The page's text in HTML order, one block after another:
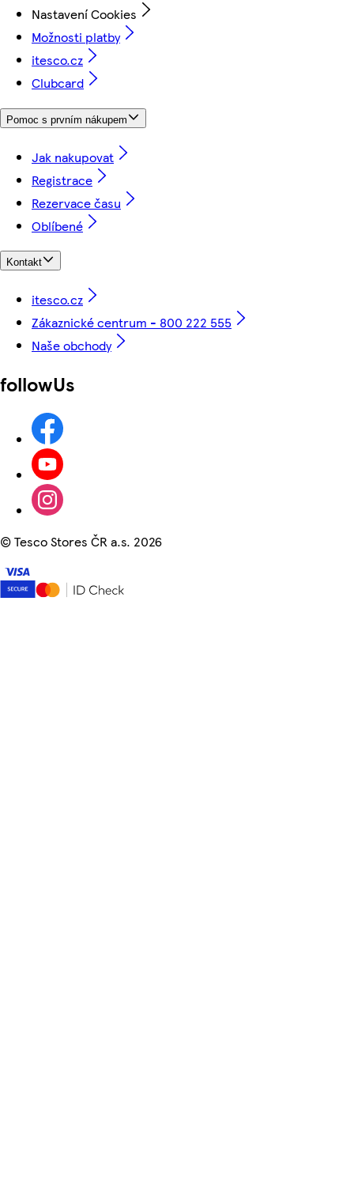
Nastavení Cookies
Možnosti platby
itesco.cz
Clubcard
Pomoc s prvním nákupem
Jak nakupovat
Registrace
Rezervace času
Oblíbené
Kontakt
itesco.cz
Zákaznické centrum - 800 222 555
Naše obchody
followUs
©Tesco Stores ČR a.s. 2026